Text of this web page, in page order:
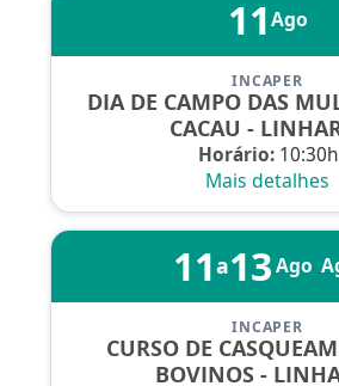
11Ago
INCAPER
DIA DE CAMPO DAS
CACAU -
Horário:10:30h
Mais detalhes
11a13Ago
INCAPER
CURSO DE
BOVINOS -